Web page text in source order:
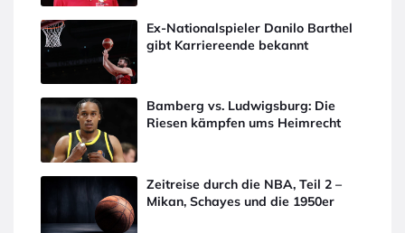
Ex-Nationalspieler Danilo Barthel
gibt Karriereende bekannt
Bamberg vs. Ludwigsburg: Die
Riesen kämpfen ums Heimrecht
Zeitreise durch die NBA, Teil 2 –
Mikan, Schayes und die 1950er